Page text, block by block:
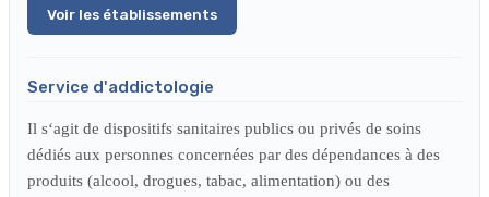
Voir les établissements
Service d'addictologie
Il s‘agit de dispositifs sanitaires publics ou privés de soins
dédiés aux personnes concernées par des dépendances à des
produits (alcool, drogues, tabac, alimentation) ou des